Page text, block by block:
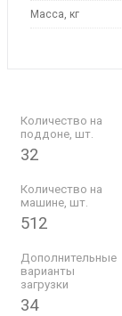
Масса, кг
Количество на
поддоне, шт.
32
Количество на
машине, шт.
512
Дополнительные
варианты
загрузки
34